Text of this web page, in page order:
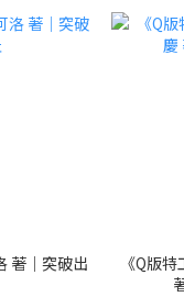
著｜突破出
《Q版